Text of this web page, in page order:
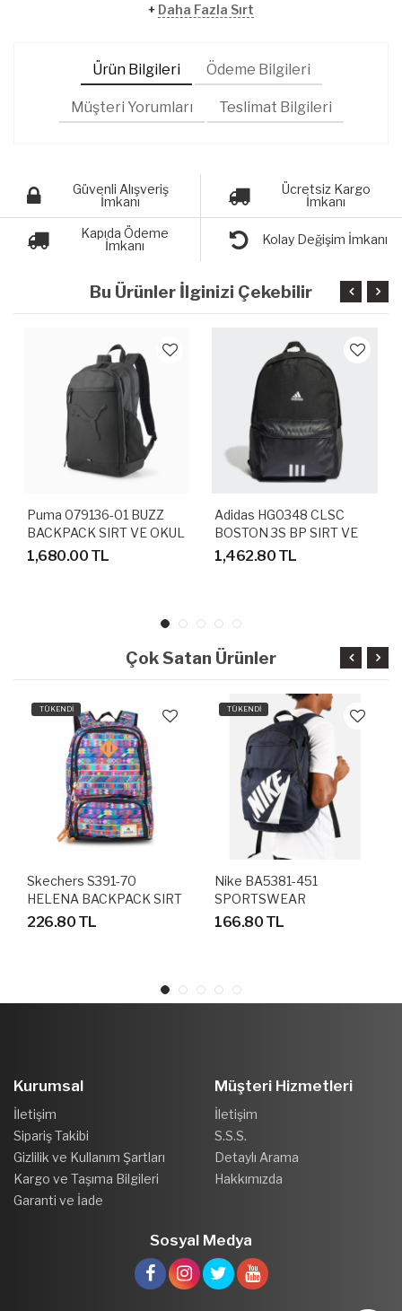
+ Daha Fazla Sırt
Ürün Bilgileri Ödeme Bilgileri
Müşteri Yorumları Teslimat Bilgileri
Güvenli Alışveriş
İmkanı
Ücretsiz Kargo
İmkanı
Kapıda Ödeme
İmkanı
Kolay Değişim İmkanı
Bu Ürünler İlginizi Çekebilir
Puma 079136-01 BUZZ
BACKPACK SIRT VE OKUL
ÇANTASI
1,680.00 TL
Adidas HG0348 CLSC
BOSTON 3S BP SIRT VE
OKUL ÇANTASI
1,462.80 TL
Çok Satan Ürünler
TÜKENDİ
Skechers S391-70
HELENA BACKPACK SIRT
VE OKUL ÇANTASI 44 Cm
226.80 TL
TÜKENDİ
Nike BA5381-451
SPORTSWEAR
ELEMENTAL BP SIRT VE
166.80 TL
Kurumsal
İletişim
Sipariş Takibi
Gizlilik ve Kullanım Şartları
Kargo ve Taşıma Bilgileri
Garanti ve İade
Müşteri Hizmetleri
İletişim
S.S.S.
Detaylı Arama
Hakkımızda
Sosyal Medya